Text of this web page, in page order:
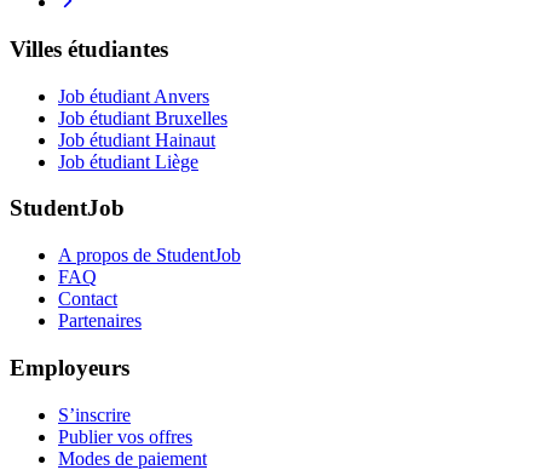
Villes étudiantes
Job étudiant Anvers
Job étudiant Bruxelles
Job étudiant Hainaut
Job étudiant Liège
StudentJob
A propos de StudentJob
FAQ
Contact
Partenaires
Employeurs
S’inscrire
Publier vos offres
Modes de paiement